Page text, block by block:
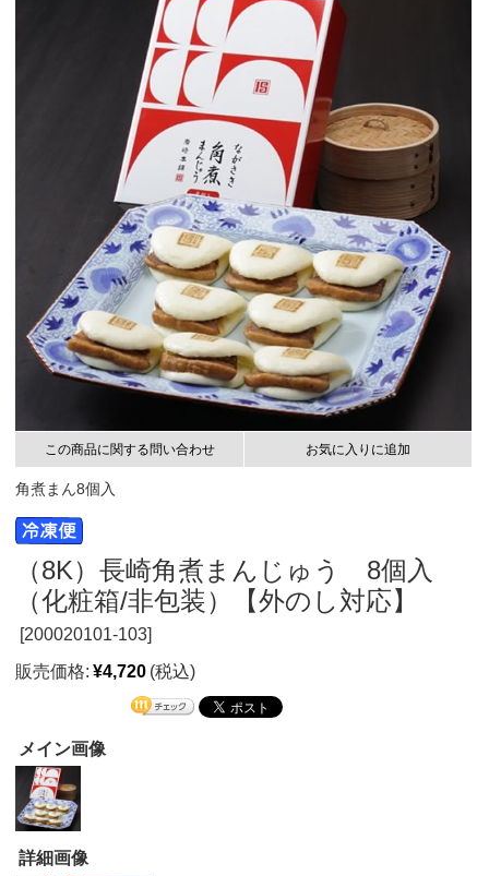
この商品に関する問い合わせ お気に入りに追加
角煮まん8個入
（8K）長崎角煮まんじゅう 8個入
（化粧箱/非包装）【外のし対応】
[200020101-103]
販売価格: ¥4,720 (税込)
メイン画像
詳細画像